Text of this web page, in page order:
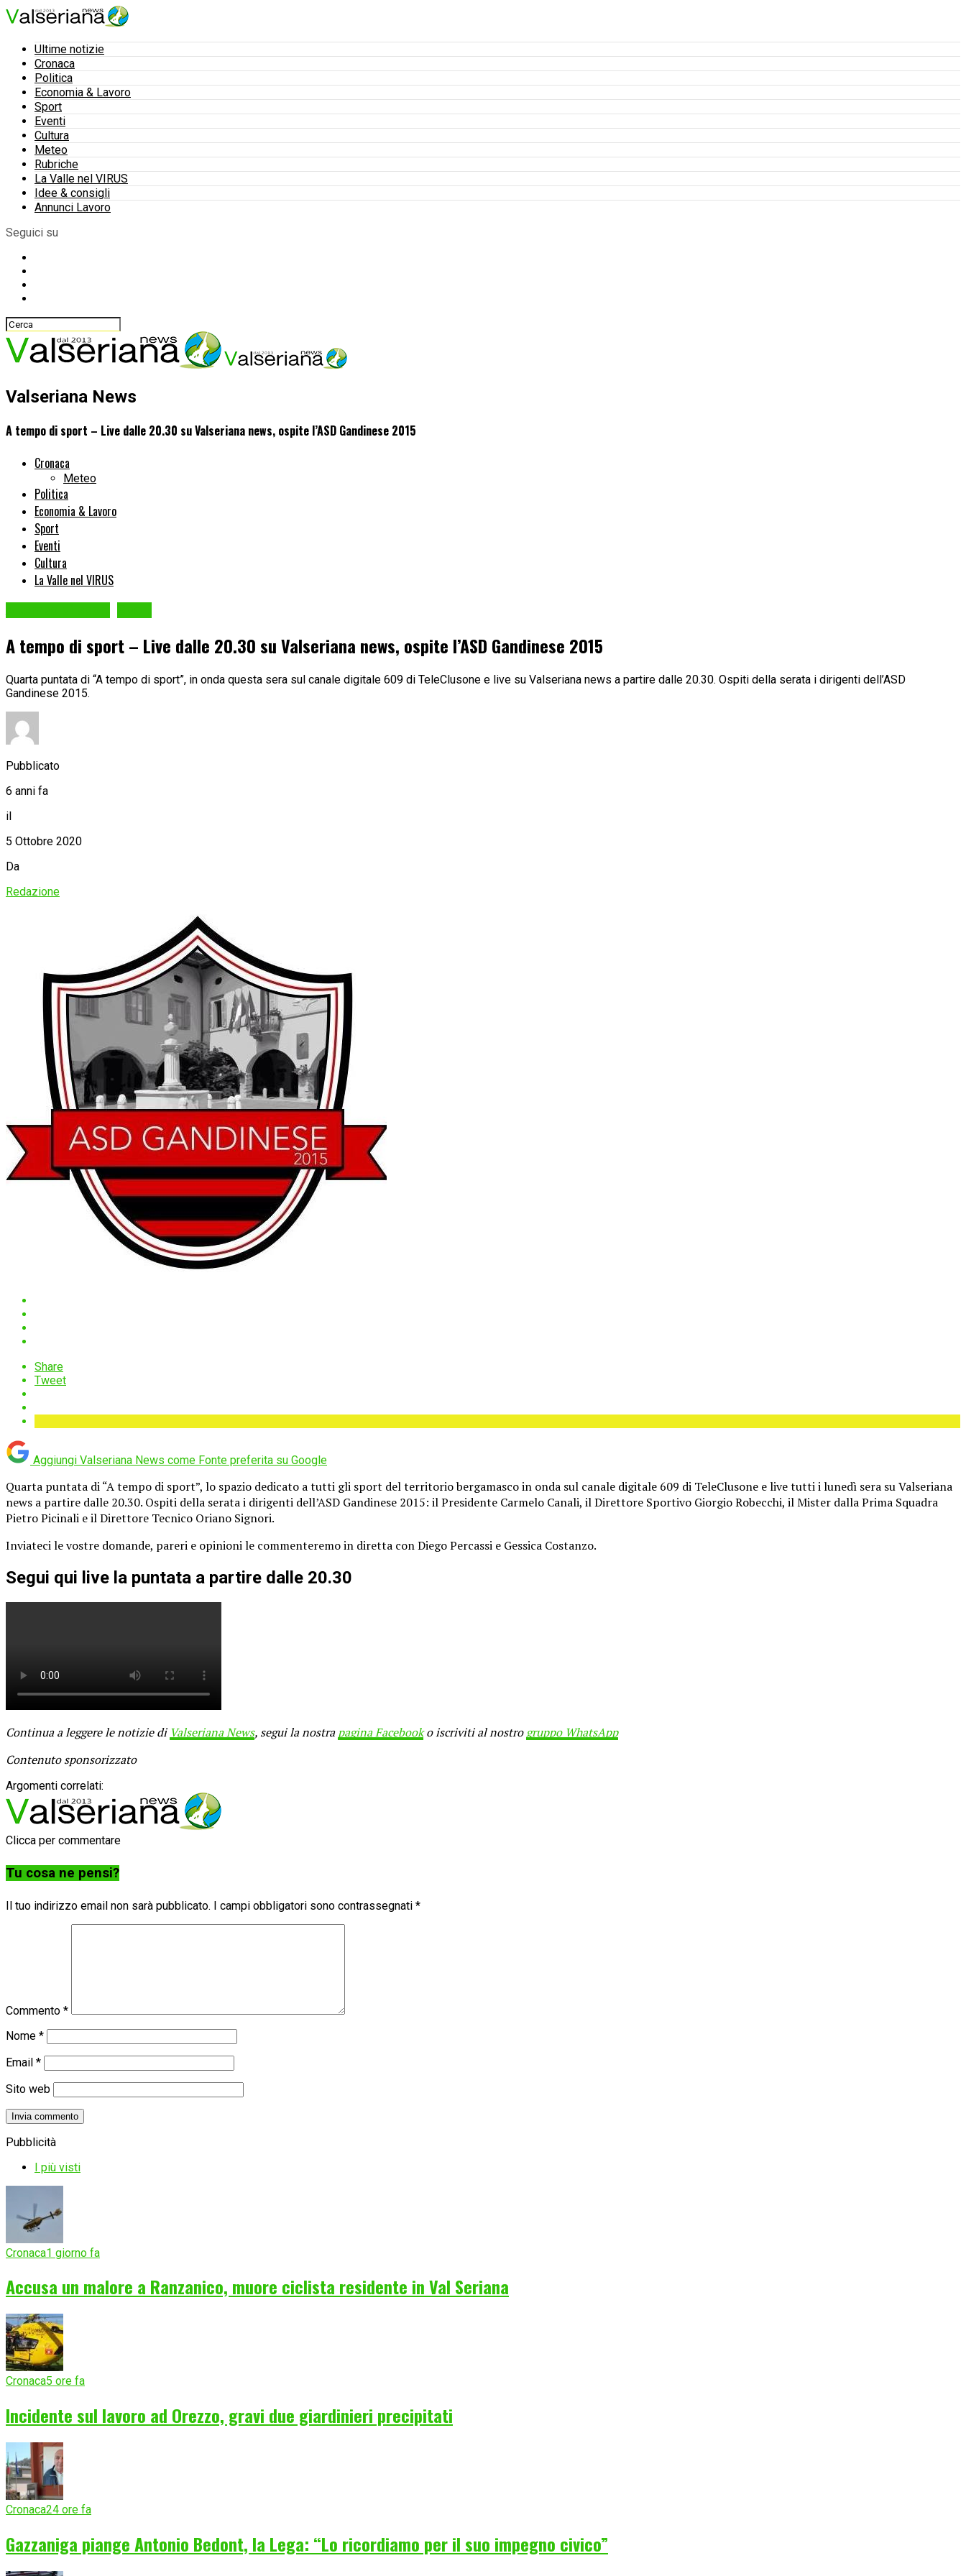
Ultime notizie
Cronaca
Politica
Economia & Lavoro
Sport
Eventi
Cultura
Meteo
Rubriche
La Valle nel VIRUS
Idee & consigli
Annunci Lavoro
Seguici su
Valseriana News
A tempo di sport – Live dalle 20.30 su Valseriana news, ospite l’ASD Gandinese 2015
Cronaca
Meteo
Politica
Economia & Lavoro
Sport
Eventi
Cultura
La Valle nel VIRUS
A tempo di sport – Live dalle 20.30 su Valseriana news, ospite l’ASD Gandinese 2015
Quarta puntata di “A tempo di sport”, in onda questa sera sul canale digitale 609 di TeleClusone e live su Valseriana news a partire dalle 20.30. Ospiti della serata i dirigenti dell’ASD
Gandinese 2015.
Pubblicato
6 anni fa
il
5 Ottobre 2020
Da
Redazione
Share
Tweet
Aggiungi Valseriana News come Fonte preferita su Google
Quarta puntata di “A tempo di sport”, lo spazio dedicato a tutti gli sport del territorio bergamasco in onda sul canale digitale 609 di TeleClusone e live tutti i lunedì sera su Valseriana
news a partire dalle 20.30. Ospiti della serata i dirigenti dell’ASD Gandinese 2015: il Presidente Carmelo Canali, il Direttore Sportivo Giorgio Robecchi, il Mister dalla Prima Squadra
Pietro Picinali e il Direttore Tecnico Oriano Signori.
Inviateci le vostre domande, pareri e opinioni le commenteremo in diretta con Diego Percassi e Gessica Costanzo.
Segui qui live la puntata a partire dalle 20.30
Continua a leggere le notizie di Valseriana News, segui la nostrapagina Facebooko iscriviti al nostrogruppo WhatsApp
Contenuto sponsorizzato
Argomenti correlati:
Clicca per commentare
Tu cosa ne pensi?
Il tuo indirizzo email non sarà pubblicato. I campi obbligatori sono contrassegnati *
Commento *
Nome *
Email *
Sito web
Pubblicità
I più visti
Cronaca1 giorno fa
Accusa un malore a Ranzanico, muore ciclista residente in Val Seriana
Cronaca5 ore fa
Incidente sul lavoro ad Orezzo, gravi due giardinieri precipitati
Cronaca24 ore fa
Gazzaniga piange Antonio Bedont, la Lega: “Lo ricordiamo per il suo impegno civico”